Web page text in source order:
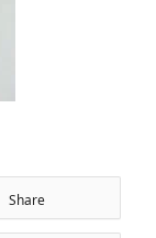
Share